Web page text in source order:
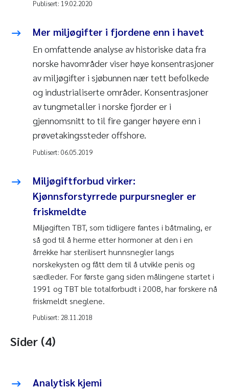
Publisert: 19.02.2020
Mer miljøgifter i fjordene enn i havet
En omfattende analyse av historiske data fra
norske havområder viser høye konsentrasjoner
av miljøgifter i sjøbunnen nær tett befolkede
og industrialiserte områder. Konsentrasjoner
av tungmetaller i norske fjorder er i
gjennomsnitt to til fire ganger høyere enn i
prøvetakingssteder offshore.
Publisert: 06.05.2019
Miljøgiftforbud virker:
Kjønnsforstyrrede purpursnegler er
friskmeldte
Miljøgiften TBT, som tidligere fantes i båtmaling, er
så god til å herme etter hormoner at den i en
årrekke har sterilisert hunnsnegler langs
norskekysten og fått dem til å utvikle penis og
sædleder. For første gang siden målingene startet i
1991 og TBT ble totalforbudt i 2008, har forskere nå
friskmeldt sneglene.
Publisert: 28.11.2018
Sider (4)
Analytisk kjemi